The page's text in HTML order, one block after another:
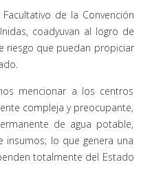
de la Convención
coadyuvan al logro de
riesgo que puedan propiciar
mencionar a los centros
compleja y preocupante,
de agua potable,
insumos; lo que genera una
totalmente del Estado